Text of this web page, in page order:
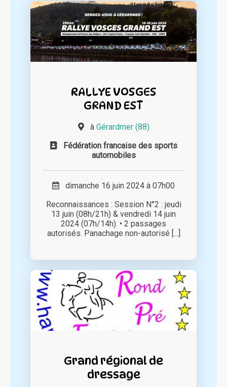
RALLYE VOSGES
GRAND EST
à Gérardmer (88)
Fédération francaise des sports
automobiles
dimanche 16 juin 2024 à 07h00
Reconnaissances : Session N°2 : jeudi
13 juin (08h/21h) & vendredi 14 juin
2024 (07h/14h). • 2 passages
autorisés. Panachage non-autorisé [...]
Grand régional de
dressage